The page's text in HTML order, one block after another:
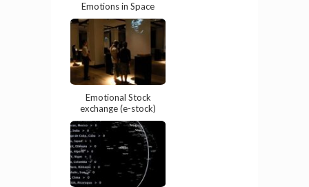
Emotions in Space
Emotional Stock
exchange (e-stock)